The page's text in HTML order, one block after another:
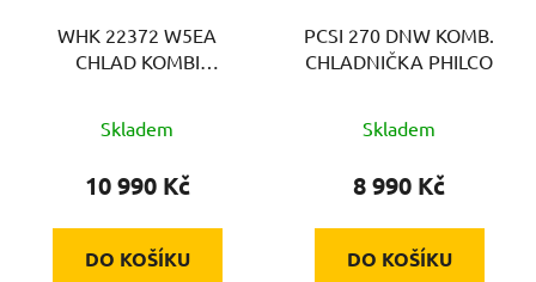
WHK 22372 W5EA
CHLAD KOMBI
Skladem
10 990 Kč
DO KOŠÍKU
PCSI 270 DNW KOMB.
CHLADNIČKA PHILCO
Skladem
8 990 Kč
DO KOŠÍKU